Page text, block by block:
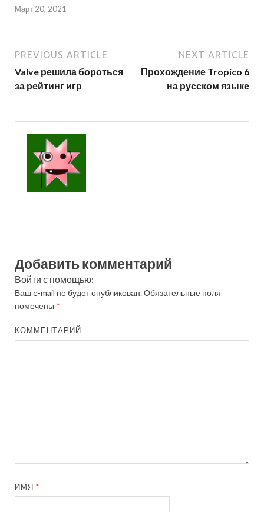
Март 20, 2021
PREVIOUS ARTICLE
Valve решила бороться
за рейтинг игр
NEXT ARTICLE
Прохождение Tropico 6
на русском языке
Добавить комментарий
Войти с помощью:
Ваш e-mail не будет опубликован.Обязательные поля
помечены *
КОММЕНТАРИЙ
ИМЯ*